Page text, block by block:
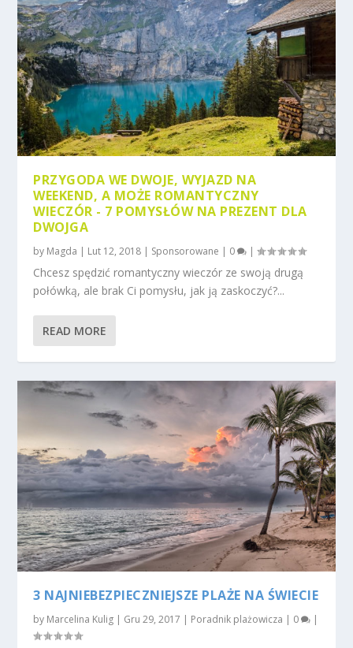
PRZYGODA WE DWOJE, WYJAZD NA
WEEKEND, A MOŻE ROMANTYCZNY
WIECZÓR - 7 POMYSŁÓW NA PREZENT DLA
DWOJGA
by Magda | Lut 12, 2018 | Sponsorowane | 0 |
Chcesz spędzić romantyczny wieczór ze swoją drugą
połówką, ale brak Ci pomysłu, jak ją zaskoczyć?...
READ MORE
3 NAJNIEBEZPIECZNIEJSZE PLAŻE NA ŚWIECIE
by Marcelina Kulig | Gru 29, 2017 | Poradnik plażowicza | 0 |